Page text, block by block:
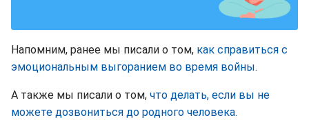
Напомним, ранее мы писали о том, как справиться с
эмоциональным выгоранием во время войны.
А также мы писали о том, что делать, если вы не
можете дозвониться до родного человека.